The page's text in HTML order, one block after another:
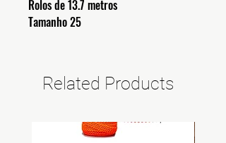
Rolos de 13.7 metros
Tamanho 25
Related Products